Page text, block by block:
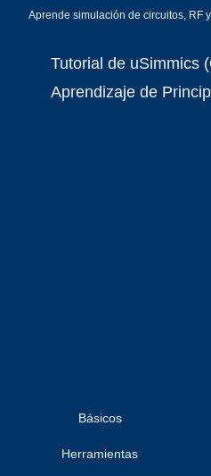
Aprende simulación de circuitos, RF
Tutorial de uSimmics
Aprendizaje de
Básicos
Herramientas